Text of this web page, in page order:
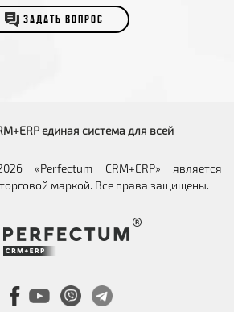
ЗАДАТЬ ВОПРОС
единая система для всей
«Perfectum CRM+ERP» является
маркой. Все права защищены.